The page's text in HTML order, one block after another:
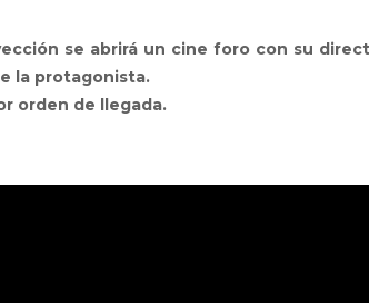
se abrirá un cine foro con su
la protagonista.
orden de llegada.